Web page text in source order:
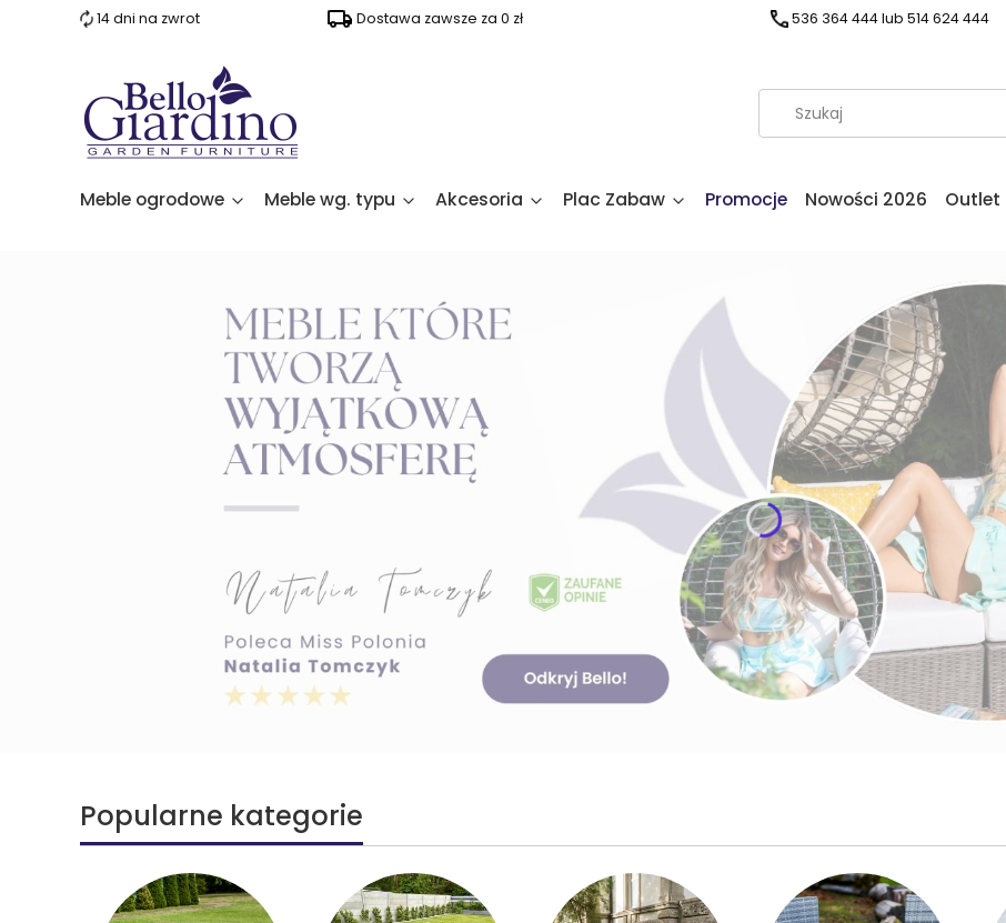
14 dni na zwrot Dostawa zawsze za 0 zł 536 364 444 lub 514 624 444
Meble ogrodowe Meble wg. typu Akcesoria Plac Zabaw Promocje Nowości 2026 Outlet
Popularne kategorie